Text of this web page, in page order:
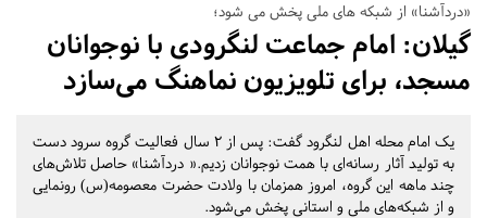
«دردآشنا» از شبکه های ملی پخش می شود؛
گیلان: امام جماعت لنگرودی با نوجوانان
مسجد، برای تلویزیون نماهنگ می‌سازد
یک امام محله اهل لنگرود گفت: پس از ۲ سال فعالیت گروه سرود دست
به تولید آثار رسانه‌ای با همت نوجوانان زدیم.« دردآشنا» حاصل تلاش‌های
چند ماهه این گروه، امروز همزمان با ولادت حضرت معصومه(س) رونمایی
و از شبکه‌های ملی و استانی پخش می‌شود.